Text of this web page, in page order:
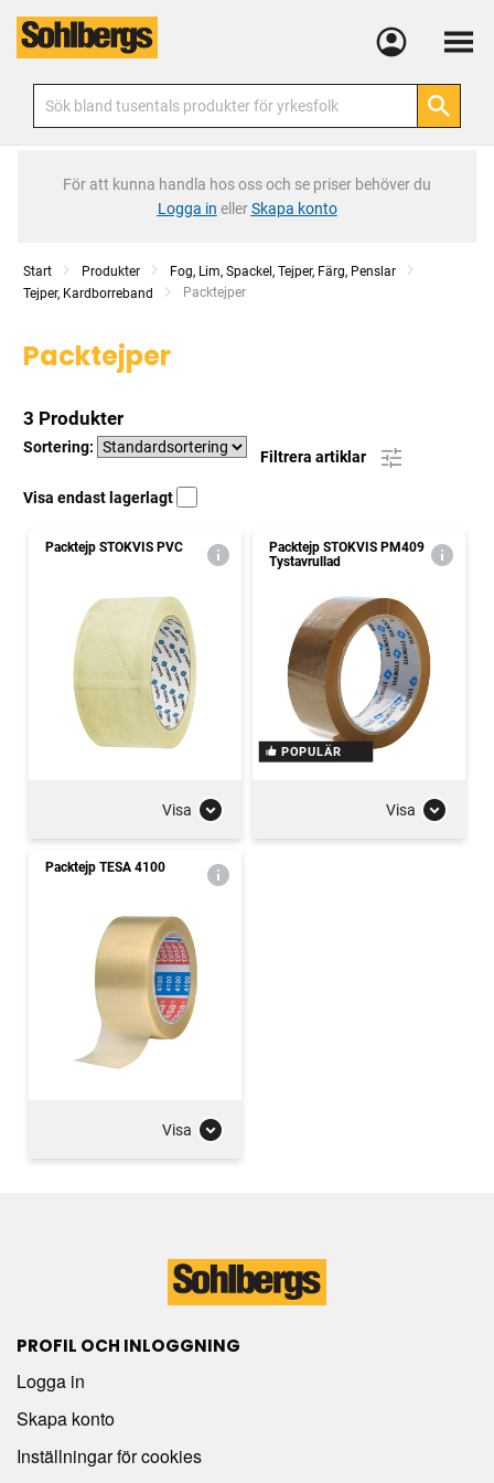
Meny
För att kunna handla hos oss och se priser behöver du
Logga in ellerSkapa konto
Start Produkter
Fog, Lim, Spackel, Tejper, Färg, Penslar
Tejper, Kardborreband
Current:
Packtejper
Packtejper
3 Produkter
Sortering:
Filtrera artiklar
Visa endast lagerlagt
Packtejp STOKVIS PVC
Visa
Packtejp STOKVIS PM409
Tystavrullad
POPULÄR
Visa
Packtejp TESA 4100
Visa
PROFIL OCH INLOGGNING
Logga in
Skapa konto
Inställningar för cookies